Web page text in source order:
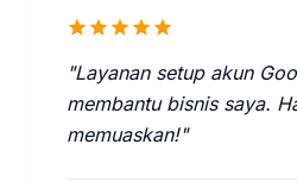
starstarstarstarstar
"Layanan setup akun
membantu bisnis saya.
memuaskan!"